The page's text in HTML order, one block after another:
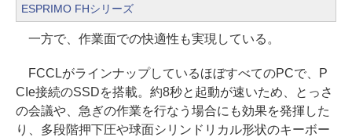
ESPRIMO FHシリーズ
一方で、作業面での快適性も実現している。
FCCLがラインナップしているほぼすべてのPCで、P
CIe接続のSSDを搭載。約8秒と起動が速いため、とっさ
の会議や、急ぎの作業を行なう場合にも効果を発揮した
り、多段階押下圧や球面シリンドリカル形状のキーボー